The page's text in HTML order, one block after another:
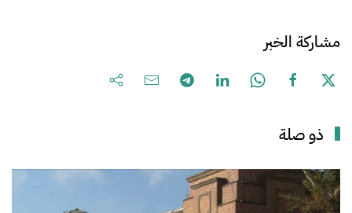
مشاركة الخبر
ذو صلة